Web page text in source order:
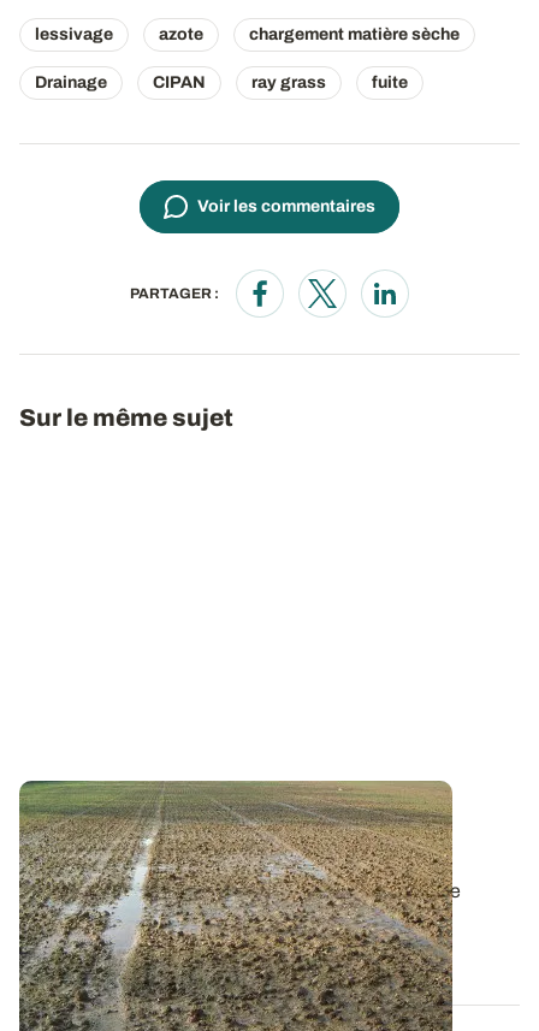
lessivage azote chargement matière sèche
Drainage CIPAN ray grass fuite
Voir les commentaires
PARTAGER :
Opens in a new window
Opens in a new window
Opens in a new
Sur le même sujet
Qualité des eaux - Limiter les risques de
transfert phyto
La directive cadre sur l'eau vise à garantir une bonne
qualité des eaux – superficielle et...
20 DÉC. 2012